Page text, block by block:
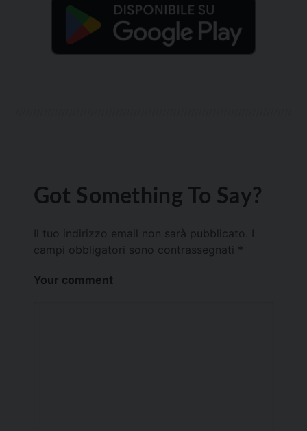
Got Something To Say?
Il tuo indirizzo email non sarà pubblicato.
campi obbligatori sono contrassegnati *
Your comment